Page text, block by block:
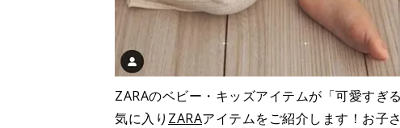
ZARAのベビー・キッズアイテムが「可愛すぎ
気に入り ZARAアイテムをご紹介します！お子